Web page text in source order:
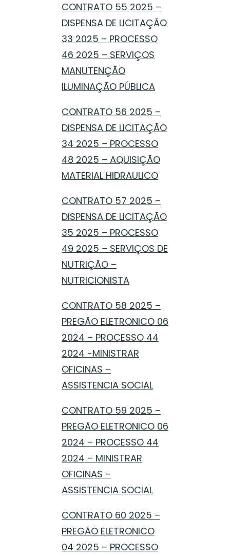
CONTRATO 55 2025 –
DISPENSA DE LICITAÇÃO
33 2025 – PROCESSO
46 2025 – SERVIÇOS
MANUTENÇÃO
ILUMINAÇÃO PÚBLICA
CONTRATO 56 2025 –
DISPENSA DE LICITAÇÃO
34 2025 – PROCESSO
48 2025 – AQUISIÇÃO
MATERIAL HIDRAULICO
CONTRATO 57 2025 –
DISPENSA DE LICITAÇÃO
35 2025 – PROCESSO
49 2025 – SERVIÇOS DE
NUTRIÇÃO –
NUTRICIONISTA
CONTRATO 58 2025 –
PREGÃO ELETRONICO 06
2024 – PROCESSO 44
2024 -MINISTRAR
OFICINAS –
ASSISTENCIA SOCIAL
CONTRATO 59 2025 –
PREGÃO ELETRONICO 06
2024 – PROCESSO 44
2024 – MINISTRAR
OFICINAS –
ASSISTENCIA SOCIAL
CONTRATO 60 2025 –
PREGÃO ELETRONICO
04 2025 – PROCESSO